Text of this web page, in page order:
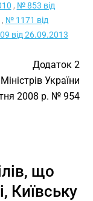
, № 853 від
, № 1171 від
від 26.09.2013
Додаток 2
України
2008 р. № 954
що
Київську